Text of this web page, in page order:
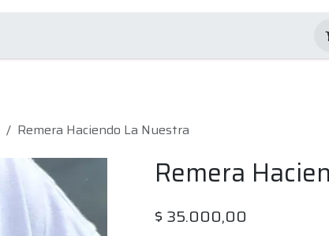
Remera Haciendo La Nuestra
Remera
$ 35.000,00